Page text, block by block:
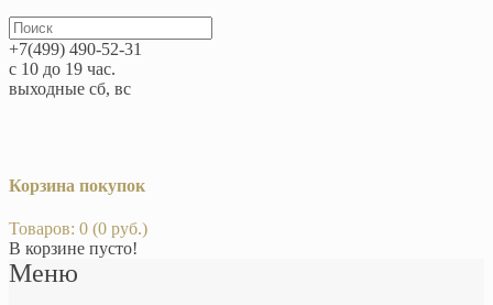
+7(499) 490-52-31
с 10 до 19 час.
выходные сб, вс
Корзина покупок
Товаров: 0 (0 руб.)
В корзине пусто!
Меню